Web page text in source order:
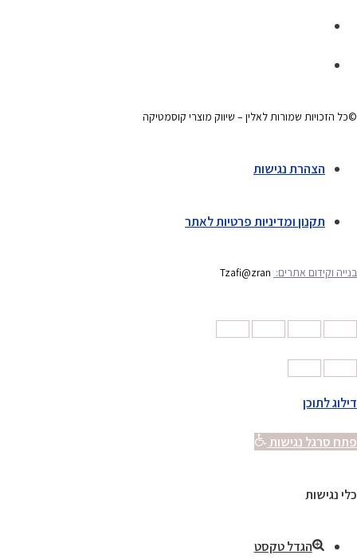
©כל הזכויות שמורות לאלין – שיווק מוצרי קוסמטיקה
הצהרת נגישות
תקנון ומדיניות פרטיות לאתר
בנייה וקידום אתרים: Tzafi@zran
דילוג לתוכן
פתח סרגל נגישות
כלי נגישות
הגדל טקסט